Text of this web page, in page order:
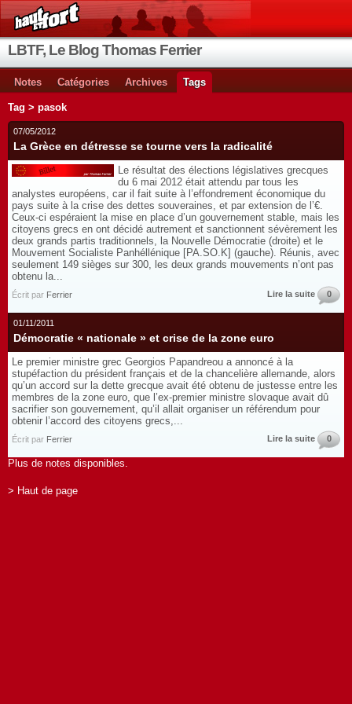
LBTF, Le Blog Thomas Ferrier
Notes Catégories Archives Tags
Tag > pasok
07/05/2012
La Grèce en détresse se tourne vers la radicalité
Le résultat des élections législatives grecques
du 6 mai 2012 était attendu par tous les
analystes européens, car il fait suite à l’effondrement économique du
pays suite à la crise des dettes souveraines, et par extension de l’€.
Ceux-ci espéraient la mise en place d’un gouvernement stable, mais les
citoyens grecs en ont décidé autrement et sanctionnent sévèrement les
deux grands partis traditionnels, la Nouvelle Démocratie (droite) et le
Mouvement Socialiste Panhéllénique [PA.SO.K] (gauche). Réunis, avec
seulement 149 sièges sur 300, les deux grands mouvements n’ont pas
obtenu la...
Écrit par Ferrier Lire la suite 0
01/11/2011
Démocratie « nationale » et crise de la zone euro
Le premier ministre grec Georgios Papandreou a annoncé à la
stupéfaction du président français et de la chancelière allemande, alors
qu’un accord sur la dette grecque avait été obtenu de justesse entre les
membres de la zone euro, que l’ex-premier ministre slovaque avait dû
sacrifier son gouvernement, qu’il allait organiser un référendum pour
obtenir l’accord des citoyens grecs,...
Écrit par Ferrier Lire la suite 0
Plus de notes disponibles.
> Haut de page